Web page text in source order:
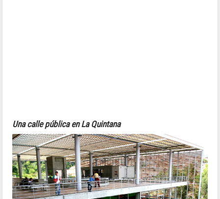
Una calle pública en La Quintana